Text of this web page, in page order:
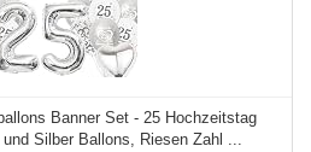
Banner Set - 25 Hochzeitstag
und Silber Ballons, Riesen Zahl ...